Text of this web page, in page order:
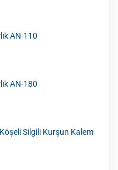
AN-110
AN-180
Silgili Kurşun Kalem